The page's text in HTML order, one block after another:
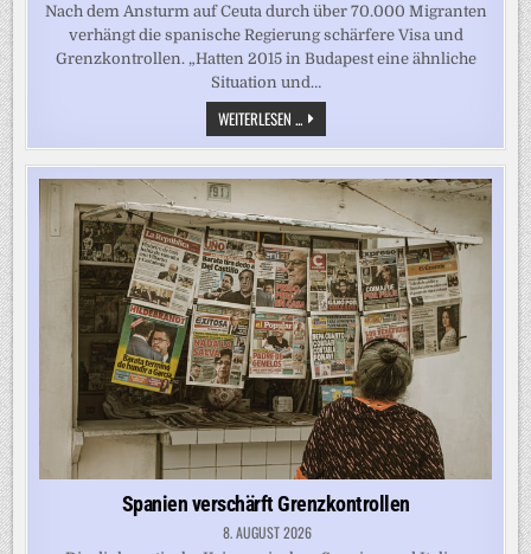
Nach dem Ansturm auf Ceuta durch über 70.000 Migranten
verhängt die spanische Regierung schärfere Visa und
Grenzkontrollen. „Hatten 2015 in Budapest eine ähnliche
Situation und…
WEITERLESEN ... „JEDER
STAATSCHEF
IN
EUROPA
WILL,
DASS
SICH
2015
NICHT
WIEDERHOLT“
Spanien verschärft Grenzkontrollen
8. AUGUST 2026